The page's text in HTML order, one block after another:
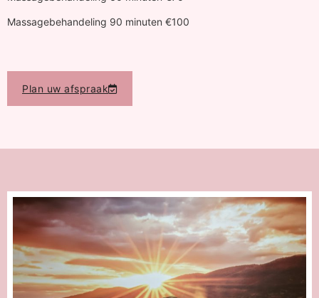
Massagebehandeling 90 minuten €100
Plan uw afspraak